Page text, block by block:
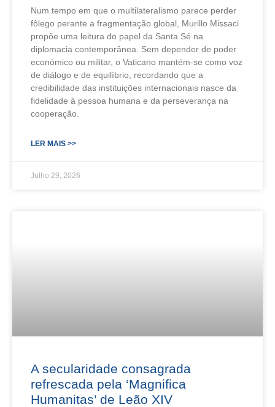
Num tempo em que o multilateralismo parece perder
fôlego perante a fragmentação global, Murillo Missaci
propõe uma leitura do papel da Santa Sé na
diplomacia contemporânea. Sem depender de poder
económico ou militar, o Vaticano mantém-se como voz
de diálogo e de equilíbrio, recordando que a
credibilidade das instituições internacionais nasce da
fidelidade à pessoa humana e da perseverança na
cooperação.
LER MAIS >>
Julho 29, 2026
A secularidade consagrada
refrescada pela ‘Magnifica
Humanitas’ de Leão XIV